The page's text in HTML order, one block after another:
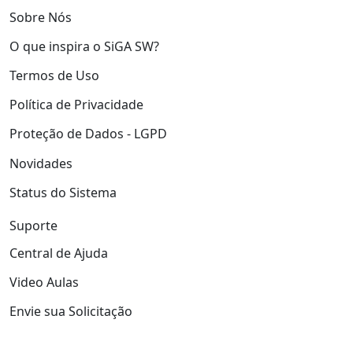
Sobre Nós
O que inspira o SiGA SW?
Termos de Uso
Política de Privacidade
Proteção de Dados - LGPD
Novidades
Status do Sistema
Suporte
Central de Ajuda
Video Aulas
Envie sua Solicitação